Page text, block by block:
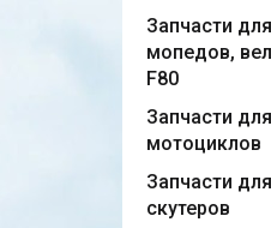
Запчасти
мопедов,
F80
Запчасти
мотоциклов
Запчасти
скутеров